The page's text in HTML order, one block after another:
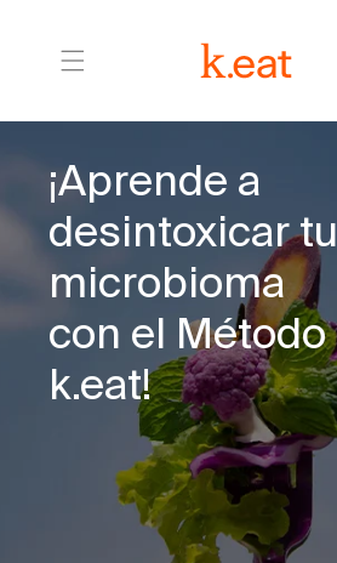
al contenido
¡Aprende a
desintoxicar tu
microbioma
con el Método
k.eat!